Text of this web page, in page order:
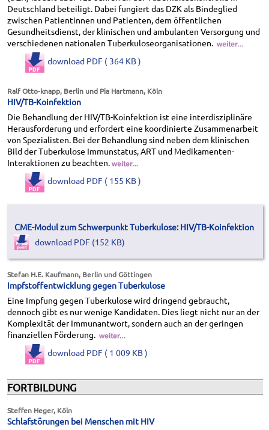
Deutschland beteiligt. Dabei fungiert das DZK als Bindeglied
zwischen Patientinnen und Patienten, dem öffentlichen
Gesundheitsdienst, der klinischen und ambulanten Versorgung und
verschiedenen nationalen Tuberkuloseorganisationen.
download PDF ( 364 KB )
Ralf Otto-knapp, Berlin und Pia Hartmann, Köln
HIV/TB-Koinfektion
Die Behandlung der HIV/TB-Koinfektion ist eine interdisziplinäre
Herausforderung und erfordert eine koordinierte Zusammenarbeit
von Spezialisten. Bei der Behandlung sind neben dem klinischen
Bild der Tuberkulose Immunstatus, ART und Medikamenten-
Interaktionen zu beachten.
download PDF ( 155 KB )
CME-Modul zum Schwerpunkt Tuberkulose: HIV/TB-Koinfektion
download PDF (152 KB)
Stefan H.E. Kaufmann, Berlin und Göttingen
Impfstoffentwicklung gegen Tuberkulose
Eine Impfung gegen Tuberkulose wird dringend gebraucht,
dennoch gibt es nur wenige Kandidaten. Dies liegt nicht nur an der
Komplexität der Immunantwort, sondern auch an der geringen
finanziellen Förderung.
download PDF ( 1 009 KB )
FORTBILDUNG
Steffen Heger, Köln
Schlafstörungen bei Menschen mit HIV